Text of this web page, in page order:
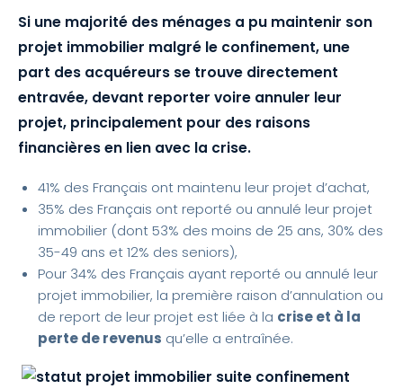
Si une majorité des ménages a pu maintenir son
projet immobilier malgré le confinement, une
part des acquéreurs se trouve directement
entravée, devant reporter voire annuler leur
projet, principalement pour des raisons
financières en lien avec la crise.
41% des Français ont maintenu leur projet d’achat,
35% des Français ont reporté ou annulé leur projet
immobilier (dont 53% des moins de 25 ans, 30% des
35-49 ans et 12% des seniors),
Pour 34% des Français ayant reporté ou annulé leur
projet immobilier, la première raison d’annulation ou
de report de leur projet est liée à la crise et à la
perte de revenus qu’elle a entraînée.